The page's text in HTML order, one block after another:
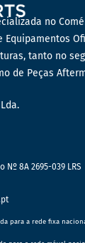
no
Equipamentos
tanto no
de Peças
Nº 8A 2695-039 LRS
para a rede fixa